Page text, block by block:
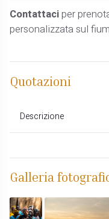
Contattaciper
personalizzata sul
Quotazioni
Descrizione
Galleria